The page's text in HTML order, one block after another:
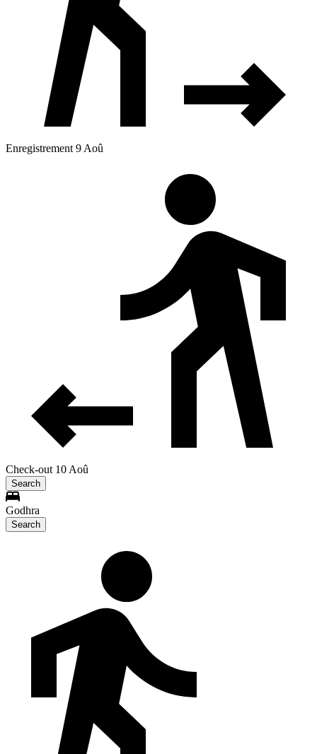
Enregistrement 9 Aoû
Check-out 10 Aoû
Search
Godhra
Search